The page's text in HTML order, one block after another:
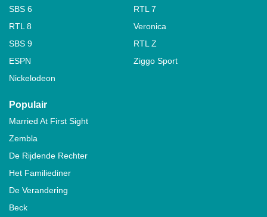
SBS 6
RTL 7
RTL 8
Veronica
SBS 9
RTL Z
ESPN
Ziggo Sport
Nickelodeon
Populair
Married At First Sight
Zembla
De Rijdende Rechter
Het Familiediner
De Verandering
Beck